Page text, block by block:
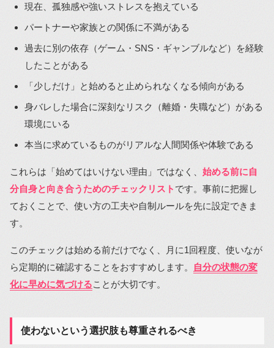
現在、孤独感や強いストレスを抱えている
パートナーや家族との関係に不満がある
過去に別の依存（ゲーム・SNS・ギャンブルなど）を経験
したことがある
「少しだけ」と始めると止められなくなる傾向がある
身バレした場合に深刻なリスク（離婚・失職など）がある
環境にいる
本当に求めているものがリアルな人間関係や体験である
これらは「始めてはいけない理由」ではなく、 始める前に自
分自身と向き合うためのチェックリスト です。事前に把握し
ておくことで、使い方の工夫や自制ルールを先に設定できま
す。
このチェックは始める前だけでなく、月に1回程度、使いなが
ら定期的に確認することをおすすめします。
自分の状態の変
化に早めに気づけることが大切です。
使わないという選択肢も尊重されるべき